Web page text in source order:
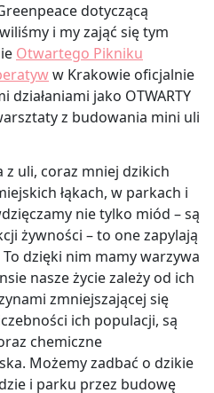
dotyczącą
i my zająć się tym
Otwartego Pikniku
w Krakowie oficjalnie
jako OTWARTY
z budowania mini uli
z uli, coraz mniej dzikich
łąkach, w parkach i
nie tylko miód – są
żywności – to one zapylają
dzięki nim mamy warzywa
nasze życie zależy od ich
zmniejszającej się
ich populacji, są
chemiczne
Możemy zadbać o dzikie
i parku przez budowę